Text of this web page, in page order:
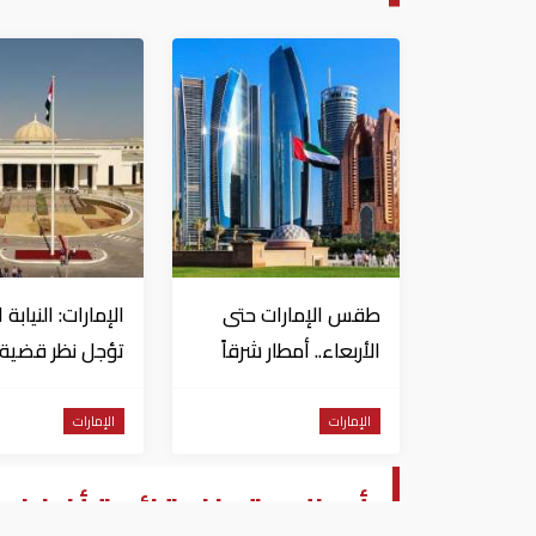
طقس الإمارات حتى
الأربعاء.. أمطار شرقاً
تدريجي للحرارة
الإمارات
الإمارات:
تؤجل نظر قضية
الإمارات